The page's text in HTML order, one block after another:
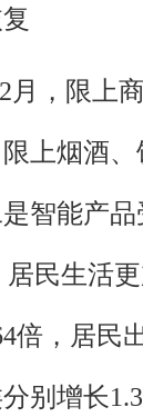
，限上
上烟酒
智能产
居民生活
倍，居
别增长